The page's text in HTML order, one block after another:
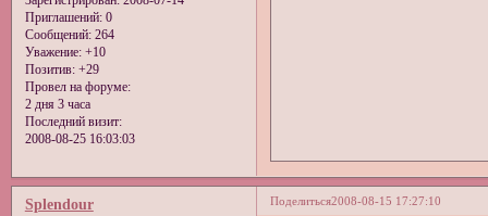
Приглашений:0
Сообщений:264
Уважение: +10
Позитив: +29
Провел на форуме:
2 дня 3 часа
Последний визит:
2008-08-25 16:03:03
Поделиться2008-08-15 17:27:10
Splendour